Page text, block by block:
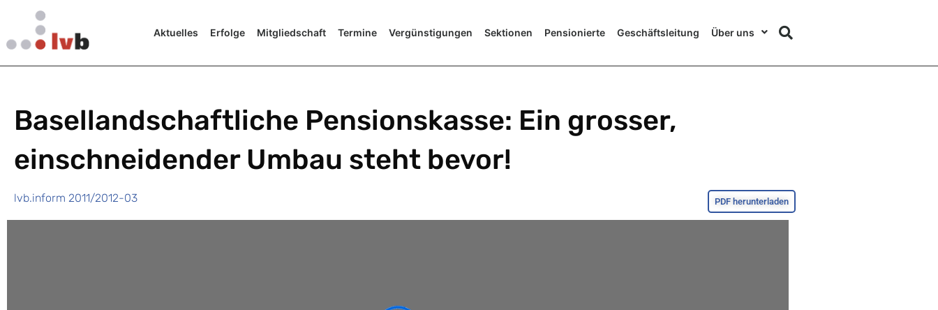
Aktuelles Erfolge Mitgliedschaft Termine Vergünstigungen Sektionen Pensionierte Geschäftsleitung Über uns
Basellandschaftliche Pensionskasse: Ein grosser,
einschneidender Umbau steht bevor!
lvb.inform 2011/2012-03 PDF herunterladen